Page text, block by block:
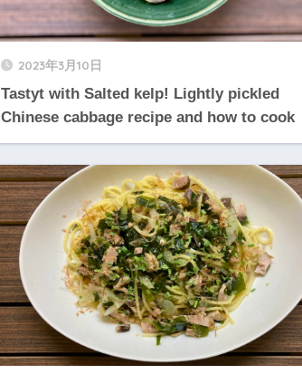
2023年3月10日
Tastyt with Salted kelp! Lightly pickled
Chinese cabbage recipe and how to cook